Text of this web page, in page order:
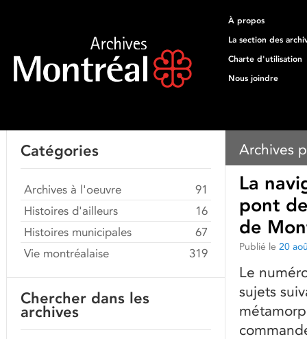
À propos
La section des
Charte d'utilisation
Nous joindre
Archives
La
pont
de
Publié le 20
Le
sujets
Catégories
Archives à l'oeuvre
91
Histoires d'ailleurs
16
Histoires municipales
67
Vie montréalaise
319
Chercher dans les
archives